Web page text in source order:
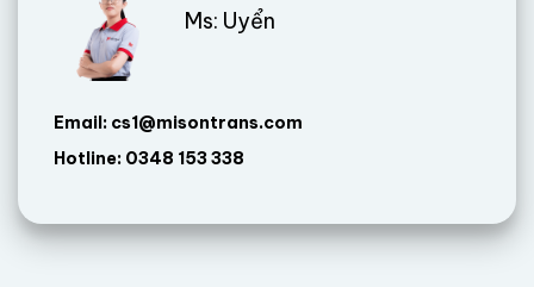
Ms: Uyển
Email: cs1@misontrans.com
Hotline: 0348 153 338